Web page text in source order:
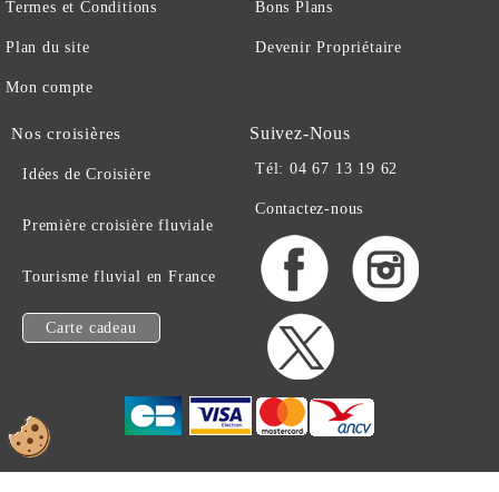
Termes et Conditions
Plan du site
Mon compte
Bons Plans
Devenir Propriétaire
Nos croisières
Idées de Croisière
Première croisière fluviale
Tourisme fluvial en France
Carte cadeau
Suivez-Nous
Tél: 04 67 13 19 62
Contactez-nous